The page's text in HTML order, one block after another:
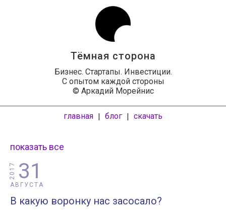
Тёмная сторона
Бизнес. Стартапы. Инвестиции.
С опытом каждой стороны
© Аркадий Морейнис
главная | блог | скачать
показать все
31
АВГУСТА
2017
В какую воронку нас засосало?